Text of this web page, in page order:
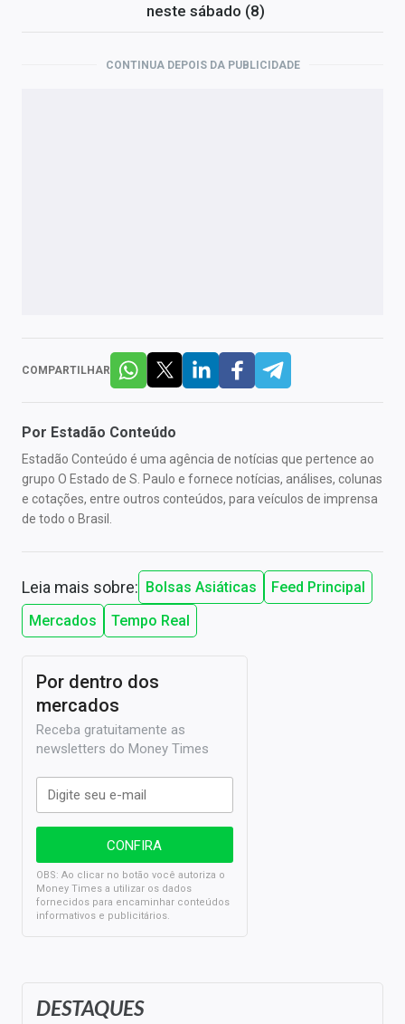
neste sábado (8)
CONTINUA DEPOIS DA PUBLICIDADE
COMPARTILHAR
Por Estadão Conteúdo
Estadão Conteúdo é uma agência de notícias que pertence ao
grupo O Estado de S. Paulo e fornece notícias, análises, colunas
e cotações, entre outros conteúdos, para veículos de imprensa
de todo o Brasil.
Leia mais sobre: Bolsas Asiáticas
Feed Principal
Mercados
Tempo Real
DESTAQUES
Por dentro dos
mercados
Receba gratuitamente as
newsletters do Money Times
OBS: Ao clicar no botão você autoriza o
Money Times a utilizar os dados
fornecidos para encaminhar conteúdos
informativos e publicitários.